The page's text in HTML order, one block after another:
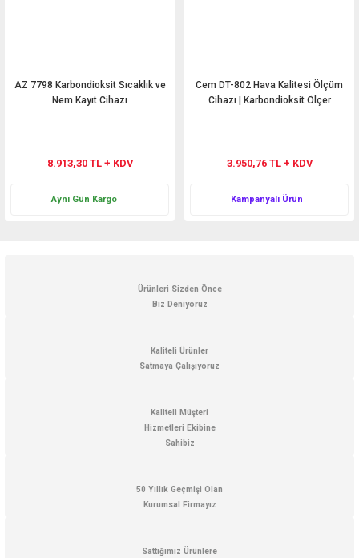
AZ 7798 Karbondioksit Sıcaklık ve
Nem Kayıt Cihazı
8.913,30 TL + KDV
Aynı Gün Kargo
Cem DT-802 Hava Kalitesi Ölçüm
Cihazı | Karbondioksit Ölçer
3.950,76 TL + KDV
Kampanyalı Ürün
Ürünleri Sizden Önce
Biz Deniyoruz
Kaliteli Ürünler
Satmaya Çalışıyoruz
Kaliteli Müşteri
Hizmetleri Ekibine
Sahibiz
50 Yıllık Geçmişi Olan
Kurumsal Firmayız
Sattığımız Ürünlere